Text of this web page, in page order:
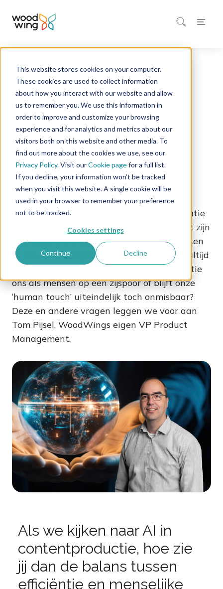
This website stores cookies on your computer.
These cookies are used to collect information
about how you interact with our website and allow
us to remember you. We use this information in
order to improve and customize your browsing
experience and for analytics and metrics about our
visitors both on this website and other media. To
find out more about the cookies we use, see our
Privacy Policy. Visit ourCookie pagefor a full list.
If you decline, your information won’t be tracked
when you visit this website. A single cookie will be
used in your browser to remember your preference
not to be tracked.
Cookies settings
Continue Decline
Contentmanagement
Wie bepaalt de toekomst
van content: AI of jij?
AI zet het hele vakgebied van contentcreatie
en -management op een hellend vlak. Wat zijn
in dit domein ontwikkelingen om in de gaten
te houden? Kun je blijven werken zoals je altijd
hebt gewerkt? Zet kunstmatige intelligentie
ons als mensen op een zijspoor of blijft onze
‘human touch’ uiteindelijk toch onmisbaar?
Deze en andere vragen leggen we voor aan
Tom Pijsel, WoodWings eigen VP Product
Management.
Als we kijken naar AI in
contentproductie, hoe zie
jij dan de balans tussen
efficiëntie en menselijke